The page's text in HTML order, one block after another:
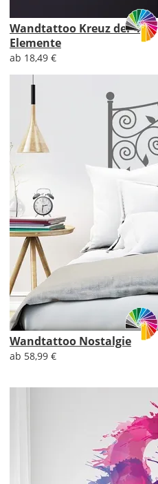
Wandtattoo Kreuz der 4
Elemente
ab 18,49 €
Wandtattoo Nostalgie
ab 58,99 €